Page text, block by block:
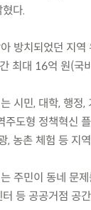
다.
방치되었던 지역
최대 16억 원(국
시민, 대학, 행정,
주도형 정책혁신
, 농촌 체험 등 지
주민이 동네 문
등 공공거점 공